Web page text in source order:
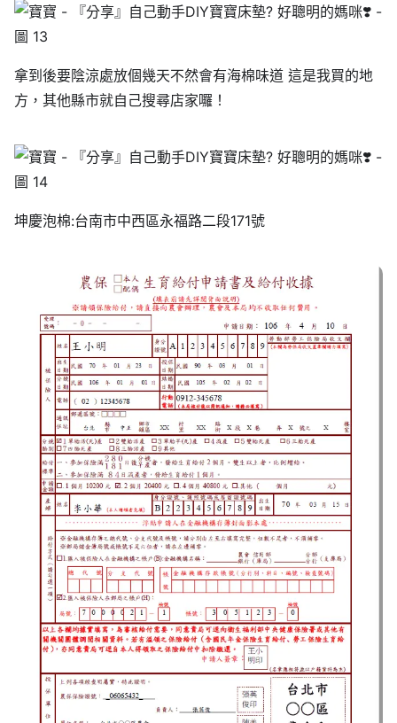
拿到後要陰涼處放個幾天不然會有海棉味道 這是我買的地
方，其他縣市就自己搜尋店家囉！
坤慶泡棉:台南市中西區永福路二段171號